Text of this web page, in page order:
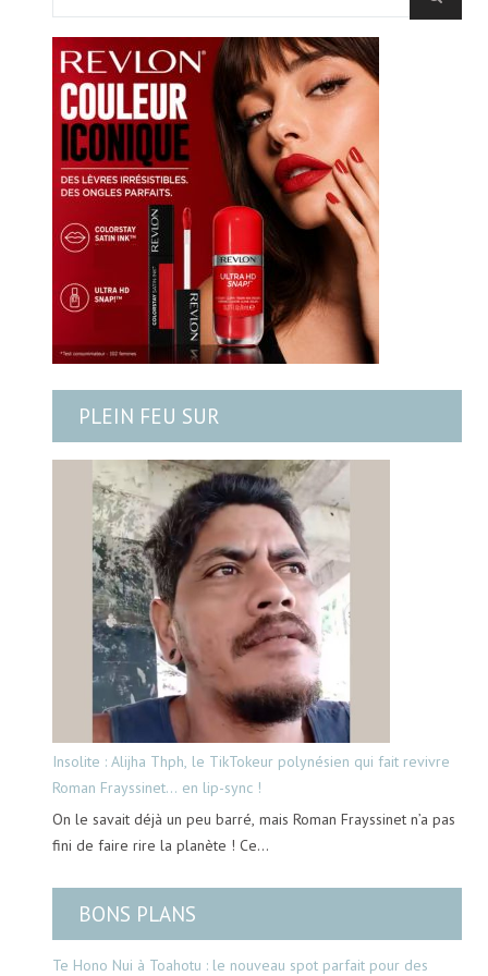
PLEIN FEU SUR
Insolite : Alijha Thph, le TikTokeur polynésien qui fait revivre
Roman Frayssinet… en lip-sync !
On le savait déjà un peu barré, mais Roman Frayssinet n’a pas
fini de faire rire la planète ! Ce…
BONS PLANS
Te Hono Nui à Toahotu : le nouveau spot parfait pour des